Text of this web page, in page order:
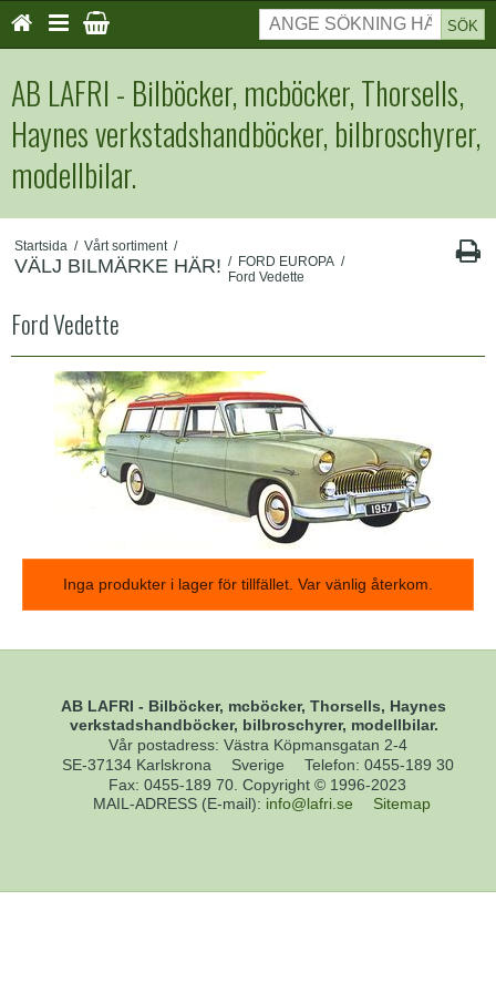
SÖK
AB LAFRI - Bilböcker, mcböcker, Thorsells,
Haynes verkstadshandböcker, bilbroschyrer,
modellbilar.
Startsida / Vårt sortiment /
VÄLJ BILMÄRKE HÄR! / FORD EUROPA /
Ford Vedette
Ford Vedette
Inga produkter i lager för tillfället. Var vänlig återkom.
AB LAFRI - Bilböcker, mcböcker, Thorsells, Haynes
verkstadshandböcker, bilbroschyrer, modellbilar.
Vår postadress: Västra Köpmansgatan 2-4
SE-37134 Karlskrona
Sverige Telefon: 0455-189 30
Fax: 0455-189 70. Copyright © 1996-2023
MAIL-ADRESS (E-mail): info@lafri.se Sitemap